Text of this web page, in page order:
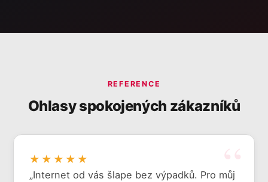
REFERENCE
Ohlasy spokojených zákazníků
★★★★★
„Internet od vás šlape bez výpadků. Pro můj